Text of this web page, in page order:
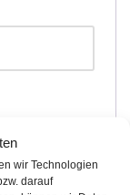
wir Technologien
darauf